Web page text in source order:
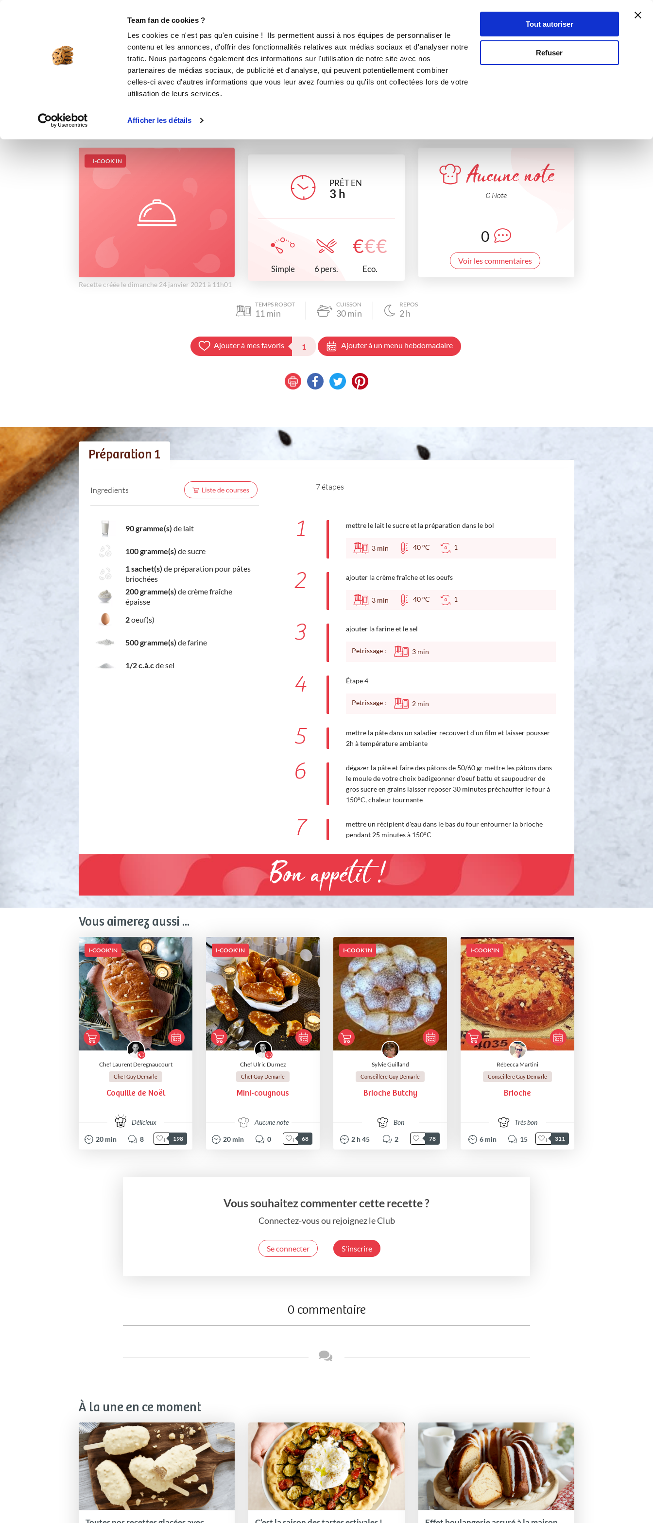
Team fan de cookies ?
Les cookies ce n'est pas qu'en cuisine ! Ils permettent aussi à nos équipes de personnaliser le
contenu et les annonces, d'offrir des fonctionnalités relatives aux médias sociaux et d'analyser notre
trafic. Nous partageons également des informations sur l'utilisation de notre site avec nos
partenaires de médias sociaux, de publicité et d'analyse, qui peuvent potentiellement combiner
celles-ci avec d'autres informations que vous leur avez fournies ou qu'ils ont collectées lors de votre
utilisation de leurs services.
Afficher les détails
Tout autoriser
Refuser
Se connecter
brioche butchy gourmande
boulangerie Petit déjeuner
I-COOK'IN
Recette créée le dimanche 24 janvier 2021 à 11h01
PRÊT EN
3 h
Simple 6 pers.
€€€
Eco.
Aucune note
0 Note
0
Voir les commentaires
TEMPS ROBOT
11 min
CUISSON
30min
REPOS
2h
Ajouter à mes favoris 1 Ajouter à un menu hebdomadaire
Préparation 1
Ingredients Liste de courses
90 gramme(s) de lait
100 gramme(s) de sucre
1 sachet(s) de préparation pour pâtes
briochées
200 gramme(s) de crème fraîche
épaisse
2oeuf(s)
500 gramme(s) de farine
1/2 c.à.c de sel
7 étapes
1 mettre le lait le sucre et la préparation dans le bol
3 min 40 °C 1
2 ajouter la crème fraîche et les oeufs
3 min 40 °C 1
3 ajouter la farine et le sel
Petrissage : 3 min
4 Étape 4
Petrissage : 2 min
5
mettre la pâte dans un saladier recouvert d'un film et laisser pousser
2h à température ambiante
6
dégazer la pâte et faire des pâtons de 50/60 gr mettre les pâtons dans
le moule de votre choix badigeonner d'oeuf battu et saupoudrer de
gros sucre en grains laisser reposer 30 minutes préchauffer le four à
150°C, chaleur tournante
7
mettre un récipient d'eau dans le bas du four enfourner la brioche
pendant 25 minutes à 150°C
Bon appétit !
Vous aimerez aussi ...
I-COOK'IN
Chef Laurent Deregnaucourt
Chef Guy Demarle
Coquille de Noël
Délicieux
20 min 8 198
I-COOK'IN
Chef Ulric Durnez
Chef Guy Demarle
Mini-cougnous
Aucune note
20 min 0 68
I-COOK'IN
Sylvie Guilland
Conseillère Guy Demarle
Brioche Butchy
Bon
2 h45 2 78
I-COOK'IN
Rébecca Martini
Conseillère Guy Demarle
Brioche
Très bon
6 min 15 311
Vous souhaitez commenter cette recette ?
Connectez-vous ou rejoignez le Club
Se connecter S'inscrire
0 commentaire
À la une en ce moment